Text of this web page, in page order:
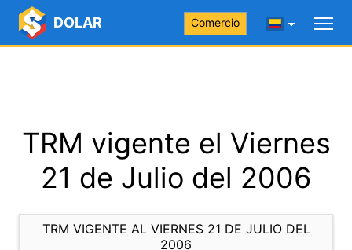
DOLAR Comercio
TRM vigente el Viernes
21 de Julio del 2006
TRM VIGENTE AL VIERNES 21 DE JULIO DEL
2006